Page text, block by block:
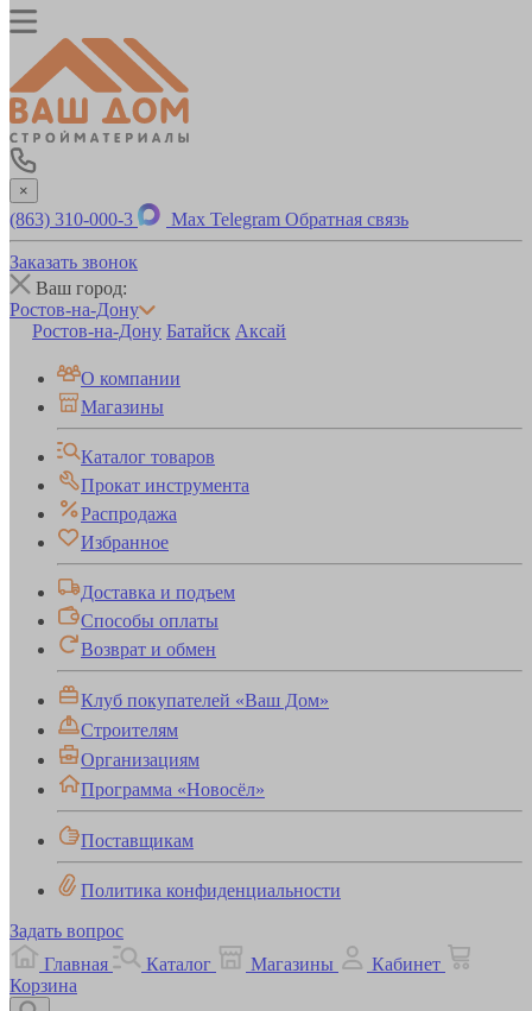
×
(863) 310-000-3 Max Telegram Обратная связь
Заказать звонок
Ваш город:
Ростов-на-Дону
Ростов-на-Дону Батайск Аксай
О компании
Магазины
Каталог товаров
Прокат инструмента
Распродажа
Избранное
Доставка и подъем
Способы оплаты
Возврат и обмен
Клуб покупателей «Ваш Дом»
Строителям
Организациям
Программа «Новосёл»
Поставщикам
Политика конфиденциальности
Задать вопрос
Главная
Каталог Магазины
Кабинет
Корзина